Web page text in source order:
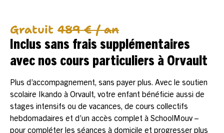
Gratuit 489 € / an
Inclus sans frais supplémentaires
avec nos cours particuliers à Orvault
Plus d’accompagnement, sans payer plus. Avec le soutien
scolaire Ikando à Orvault, votre enfant bénéficie aussi de
stages intensifs ou de vacances, de cours collectifs
hebdomadaires et d’un accès complet à SchoolMouv –
pour compléter les séances à domicile et progresser plus